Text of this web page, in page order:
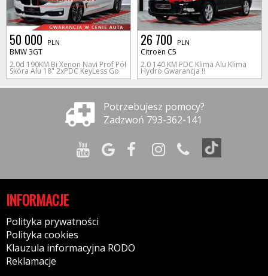
50 000 PLN
BMW 3GT
2.0d 190KM Bi Xenon Navi Prof Pół
Skóra Alu 18" 2xPDC KeyLess Go
26 700 PLN
Citroën C5
2.0 140 KM PDC Klima Alu Klima
Hydro Gwarancja !!
Potrzebujesz pomocy?
Zadzwoń 793-362-141
INFORMACJE
Polityka prywatności
Polityka cookies
Klauzula informacyjna RODO
Reklamacje